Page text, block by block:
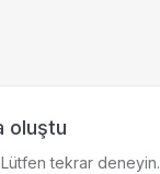
oluştu
tekrar deneyin.